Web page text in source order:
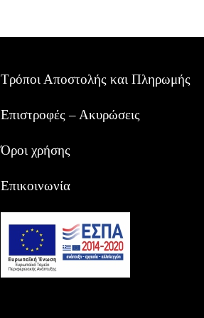
Τρόποι Αποστολής και Πληρωμής
Επιστροφές – Ακυρώσεις
Όροι χρήσης
Επικοινωνία